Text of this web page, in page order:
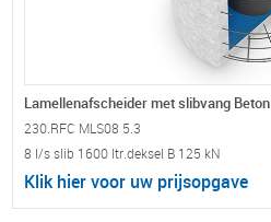
Lamellenafscheider met slibvang Beton
230.RFC MLS08 5.3
8 l/s slib 1600 ltr.deksel B 125 kN
Klik hier voor uw prijsopgave